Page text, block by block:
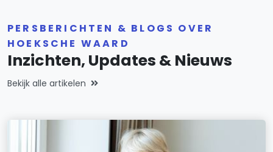
PERSBERICHTEN & BLOGS OVER
HOEKSCHE WAARD
Inzichten, Updates & Nieuws
Bekijk alle artikelen